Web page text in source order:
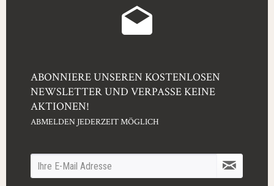
ABONNIERE UNSEREN KOSTENLOSEN
NEWSLETTER UND VERPASSE KEINE
AKTIONEN!
ABMELDEN JEDERZEIT MÖGLICH